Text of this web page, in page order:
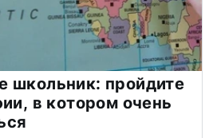
школьник: пройдите
в котором очень